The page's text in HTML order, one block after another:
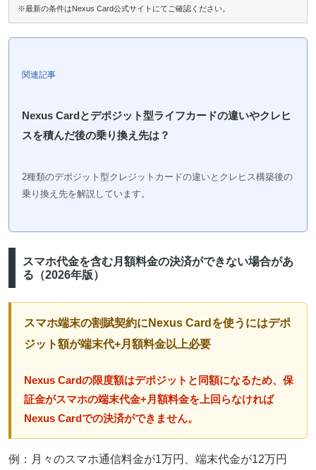
※最新の条件はNexus Card公式サイトにてご確認ください。
関連記事
Nexus Cardとデポジット型ライフカードの違いやクレヒ
スを積んだ後の乗り換え先は？
2種類のデポジット型クレジットカードの違いとクレヒス構築後の
乗り換え先を解説しています。
スマホ代金を含む月額料金の決済ができない場合があ
る（2026年版）
スマホ端末の割賦契約にNexus Cardを使うにはデポ
ジット額が端末代+月額料金以上必要
Nexus Cardの限度額はデポジットと同額になるため、保
証金がスマホの端末代金+月額料金を上回らなければ
Nexus Cardでの決済ができません。
例：月々のスマホ通信料金が1万円、端末代金が12万円